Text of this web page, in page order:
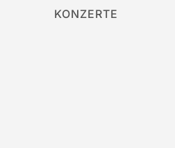
KONZERTE